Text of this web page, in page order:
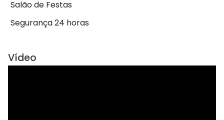
Salão de Festas
Segurança 24 horas
Vídeo